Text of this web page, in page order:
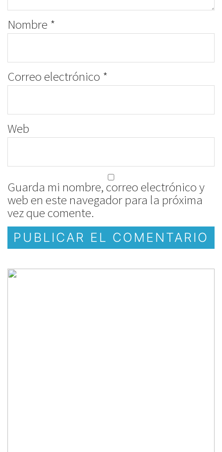
Nombre *
Correo electrónico *
Web
Guarda mi nombre, correo electrónico y
web en este navegador para la próxima
vez que comente.